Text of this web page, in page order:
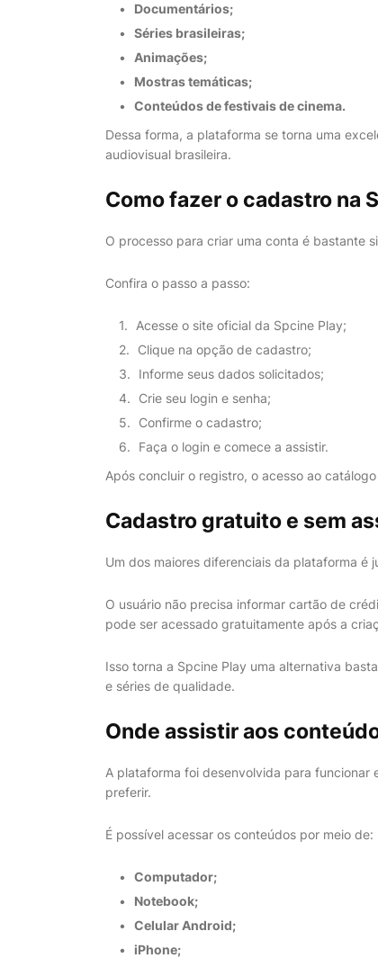
Documentários;
Séries brasileiras;
Animações;
Mostras temáticas;
Conteúdos de festivais de cinema.
Dessa forma, a plataforma se torna uma
audiovisual brasileira.
Como fazer o cadastro na
O processo para criar uma conta é bastante
Confira o passo a passo:
Acesse o site oficial da Spcine Play;
Clique na opção de cadastro;
Informe seus dados solicitados;
Crie seu login e senha;
Confirme o cadastro;
Faça o login e comece a assistir.
Após concluir o registro, o acesso ao
Cadastro gratuito e sem
Um dos maiores diferenciais da plataforma é
O usuário não precisa informar cartão de
pode ser acessado gratuitamente após a
Isso torna a Spcine Play uma alternativa
e séries de qualidade.
Onde assistir aos
A plataforma foi desenvolvida para
preferir.
É possível acessar os conteúdos por meio de:
Computador;
Notebook;
Celular Android;
iPhone;